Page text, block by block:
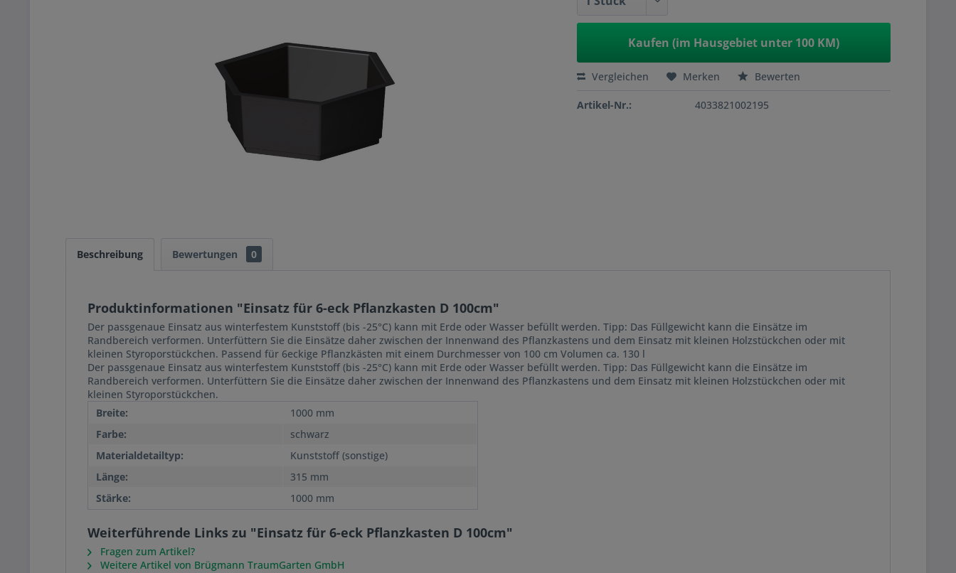
Kaufen (im Hausgebiet unter 100 KM)
Vergleichen Merken Bewerten
Artikel-Nr.: 4033821002195
Beschreibung Bewertungen 0
Produktinformationen "Einsatz für 6-eck Pflanzkasten D 100cm"
Der passgenaue Einsatz aus winterfestem Kunststoff (bis -25°C) kann mit Erde oder Wasser befüllt werden. Tipp: Das Füllgewicht kann die Einsätze im
Randbereich verformen. Unterfüttern Sie die Einsätze daher zwischen der Innenwand des Pflanzkastens und dem Einsatz mit kleinen Holzstückchen oder mit
kleinen Styroporstückchen. Passend für 6eckige Pflanzkästen mit einem Durchmesser von 100 cm Volumen ca. 130 l
Der passgenaue Einsatz aus winterfestem Kunststoff (bis -25°C) kann mit Erde oder Wasser befüllt werden. Tipp: Das Füllgewicht kann die Einsätze im
Randbereich verformen. Unterfüttern Sie die Einsätze daher zwischen der Innenwand des Pflanzkastens und dem Einsatz mit kleinen Holzstückchen oder mit
kleinen Styroporstückchen.
Breite:
1000 mm
Farbe:
schwarz
Materialdetailtyp:
Kunststoff (sonstige)
Länge:
315 mm
Stärke:
1000 mm
Weiterführende Links zu "Einsatz für 6-eck Pflanzkasten D 100cm"
Fragen zum Artikel?
Weitere Artikel von Brügmann TraumGarten GmbH